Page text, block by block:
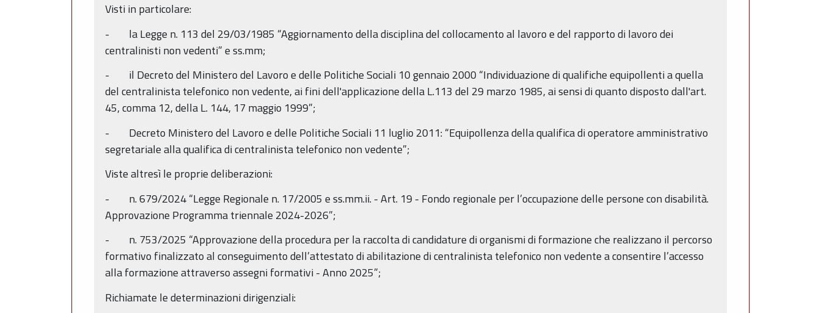
Visti in particolare:
- la Legge n. 113 del 29/03/1985 “Aggiornamento della disciplina del collocamento al lavoro e del rapporto di lavoro dei
centralinisti non vedenti” e ss.mm;
- il Decreto del Ministero del Lavoro e delle Politiche Sociali 10 gennaio 2000 “Individuazione di qualifiche equipollenti a quella
del centralinista telefonico non vedente, ai fini dell'applicazione della L.113 del 29 marzo 1985, ai sensi di quanto disposto dall'art.
45, comma 12, della L. 144, 17 maggio 1999”;
- Decreto Ministero del Lavoro e delle Politiche Sociali 11 luglio 2011: “Equipollenza della qualifica di operatore amministrativo
segretariale alla qualifica di centralinista telefonico non vedente”;
Viste altresì le proprie deliberazioni:
- n. 679/2024 “Legge Regionale n. 17/2005 e ss.mm.ii. - Art. 19 - Fondo regionale per l’occupazione delle persone con disabilità.
Approvazione Programma triennale 2024-2026”;
- n. 753/2025 “Approvazione della procedura per la raccolta di candidature di organismi di formazione che realizzano il percorso
formativo finalizzato al conseguimento dell’attestato di abilitazione di centralinista telefonico non vedente a consentire l’accesso
alla formazione attraverso assegni formativi - Anno 2025”;
Richiamate le determinazioni dirigenziali: